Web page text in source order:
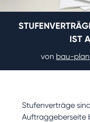
IST
von bau-
Stufenverträge
Auftraggeberseite